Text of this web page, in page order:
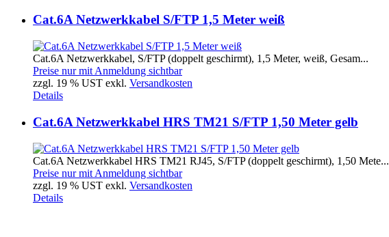
Cat.6A Netzwerkkabel S/FTP 1,5 Meter weiß
Cat.6A Netzwerkkabel, S/FTP (doppelt geschirmt), 1,5 Meter, weiß, Gesam...
Preise nur mit Anmeldung sichtbar
zzgl. 19 % UST exkl. Versandkosten
Details
Cat.6A Netzwerkkabel HRS TM21 S/FTP 1,50 Meter gelb
Cat.6A Netzwerkkabel HRS TM21 RJ45, S/FTP (doppelt geschirmt), 1,50 Mete...
Preise nur mit Anmeldung sichtbar
zzgl. 19 % UST exkl. Versandkosten
Details